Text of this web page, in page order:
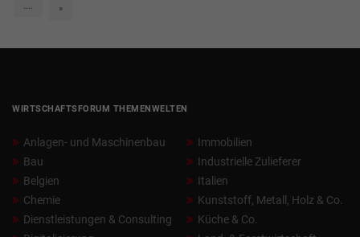
.... »
WIRTSCHAFTSFORUM THEMENWELTEN
Anlagen- und Maschinenbau
Bau
Belgien
Chemie
Dienstleistungen & Consulting
Immobilien
Industrielle Zulieferer
Italien
Kunststoff, Metall, Holz & Co.
Küche & Co.